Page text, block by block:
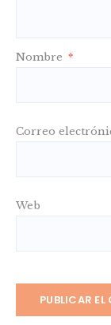
Nombre *
Correo
Web